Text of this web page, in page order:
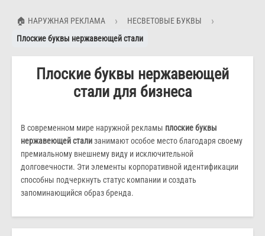
🏠 НАРУЖНАЯ РЕКЛАМА
НЕСВЕТОВЫЕ БУКВЫ
Плоские буквы нержавеющей стали
Плоские буквы нержавеющей
стали для бизнеса
В современном мире наружной рекламы плоские буквы
нержавеющей стализанимают особое место благодаря своему
премиальному внешнему виду и исключительной
долговечности. Эти элементы корпоративной идентификации
способны подчеркнуть статус компании и создать
запоминающийся образ бренда.